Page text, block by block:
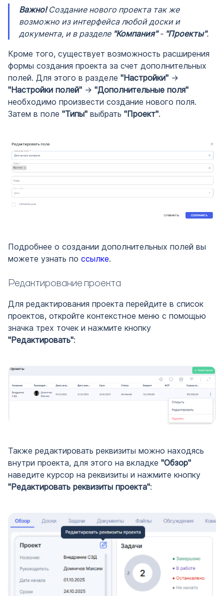
Важно!Создание нового проекта так же
возможно из интерфейса любой доски и
документа, и в разделе "Компания"- "Проекты".
Кроме того, существует возможность расширения
формы создания проекта за счет дополнительных
полей. Для этого в разделе "Настройки" ->
"Настройки полей" -> "Дополнительные поля"
необходимо произвести создание нового поля.
Затем в поле "Типы" выбрать "Проект".
Подробнее о создании дополнительных полей вы
можете узнать по ссылке.
Редактирование проекта
Для редактирования проекта перейдите в список
проектов, откройте контекстное меню с помощью
значка трех точек и нажмите кнопку
"Редактировать":
Также редактировать реквизиты можно находясь
внутри проекта, для этого на вкладке "Обзор"
наведите курсор на реквизиты и нажмите кнопку
"Редактировать реквизиты проекта":